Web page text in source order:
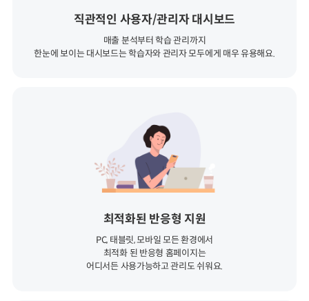
직관적인 사용자/관리자 대시보드
매출 분석부터 학습 관리까지
한눈에 보이는 대시보드는 학습자와 관리자 모두에게 매우 유용해요.
최적화된 반응형 지원
PC, 태블릿, 모바일 모든 환경에서
최적화 된 반응형 홈페이지는
어디서든 사용가능하고 관리도 쉬워요.